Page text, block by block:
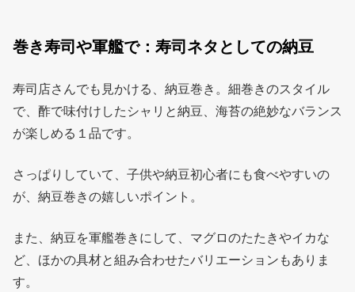
巻き寿司や軍艦で：寿司ネタとしての納豆
寿司店さんでも見かける、納豆巻き。細巻きのスタイル
で、酢で味付けしたシャリと納豆、海苔の絶妙なバランス
が楽しめる１品です。
さっぱりしていて、子供や納豆初心者にも食べやすいの
が、納豆巻きの嬉しいポイント。
また、納豆を軍艦巻きにして、マグロのたたきやイカな
ど、ほかの具材と組み合わせたバリエーションもありま
す。